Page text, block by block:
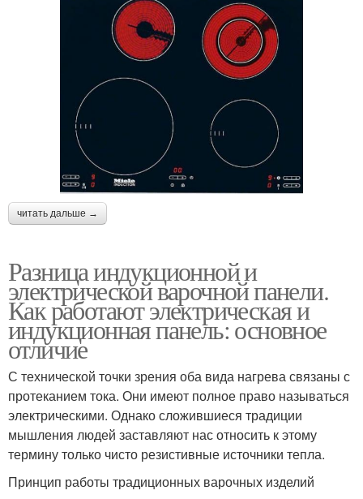
читать дальше →
Разница индукционной и
электрической варочной панели.
Как работают электрическая и
индукционная панель: основное
отличие
С технической точки зрения оба вида нагрева связаны с
протеканием тока. Они имеют полное право называться
электрическими. Однако сложившиеся традиции
мышления людей заставляют нас относить к этому
термину только чисто резистивные источники тепла.
Принцип работы традиционных варочных изделий